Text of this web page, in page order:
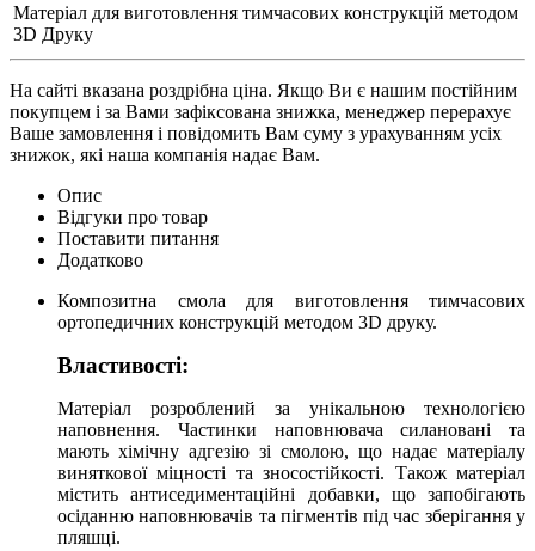
Матеріал для виготовлення тимчасових конструкцій методом
3D Друку
На сайті вказана роздрібна ціна. Якщо Ви є нашим постійним
покупцем і за Вами зафіксована знижка, менеджер перерахує
Ваше замовлення і повідомить Вам суму з урахуванням усіх
знижок, які наша компанія надає Вам.
Опис
Відгуки про товар
Поставити питання
Додатково
Композитна смола для виготовлення тимчасових
ортопедичних конструкцій методом 3D друку.
Властивості:
Матеріал розроблений за унікальною технологією
наповнення. Частинки наповнювача силановані та
мають хімічну адгезію зі смолою, що надає матеріалу
виняткової міцності та зносостійкості. Також матеріал
містить антиседиментаційні добавки, що запобігають
осіданню наповнювачів та пігментів під час зберігання у
пляшці.